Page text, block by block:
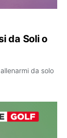
da Soli o
da solo